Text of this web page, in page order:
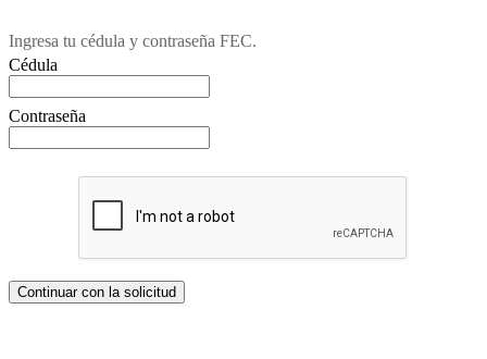
Ingresa tu cédula y contraseña FEC.
Cédula
Contraseña